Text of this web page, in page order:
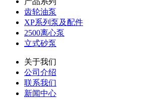
齿轮油泵
XP系列泵及配件
2500离心泵
立式砂泵
关于我们
公司介绍
联系我们
新闻中心